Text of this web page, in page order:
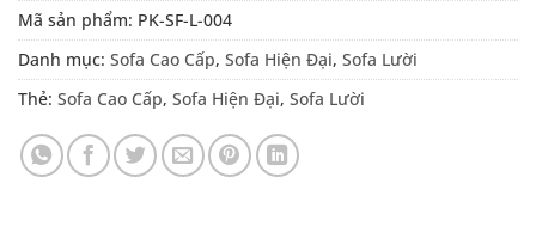
Mã sản phẩm: PK-SF-L-004
Danh mục: Sofa Cao Cấp, Sofa Hiện Đại, Sofa Lười
Thẻ: Sofa Cao Cấp, Sofa Hiện Đại, Sofa Lười